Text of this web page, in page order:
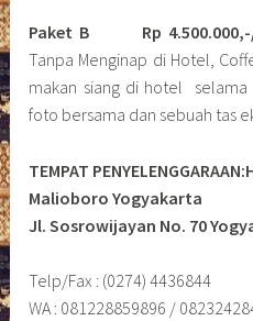
Paket B
Rp
Tanpa Menginap di Hotel,
makan siang di hotel selama
foto bersama dan sebuah tas
TEMPAT
Malioboro Yogyakarta
Jl. Sosrowijayan No. 70
Telp/Fax : (0274) 4436844
WA : 081228859896 /